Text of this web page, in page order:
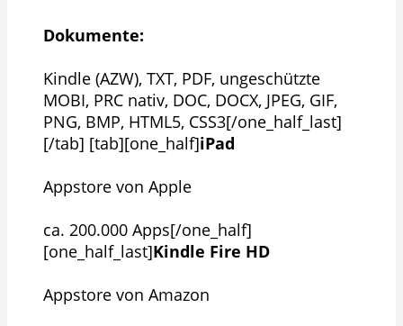
Dokumente:
Kindle (AZW), TXT, PDF, ungeschützte
MOBI, PRC nativ, DOC, DOCX, JPEG, GIF,
PNG, BMP, HTML5, CSS3[/one_half_last]
[/tab] [tab][one_half]iPad
Appstore von Apple
ca. 200.000 Apps[/one_half]
[one_half_last]Kindle Fire HD
Appstore von Amazon